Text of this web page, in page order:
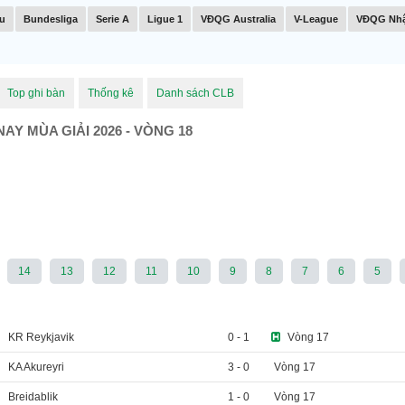
Bundesliga Serie A Ligue 1 VĐQG Australia V-League VĐQG
Top ghi bàn Thống kê Danh sách CLB
MÙA GIẢI 2026 - VÒNG 18
14 13 12 11 10 9 8 7 6 5
KR Reykjavik 0 - 1 Vòng 17
KA Akureyri 3 - 0 Vòng 17
Breidablik 1 - 0 Vòng 17